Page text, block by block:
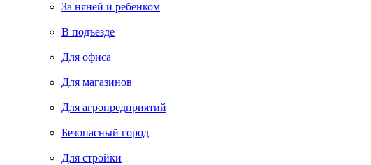
За няней и ребенком
В подъезде
Для офиса
Для магазинов
Для агропредприятий
Безопасный город
Для стройки